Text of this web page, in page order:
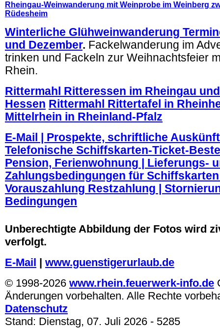
Rheingau-Weinwanderung mit Weinprobe im Weinberg
Rüdesheim
Winterliche Glühweinwanderung
und Dezember. Fackelwanderung im
trinken und Fackeln zur Weihnachtsfeier
Rhein.
Rittermahl Ritteressen im Rheingau
Hessen Rittermahl Rittertafel in
Mittelrhein in Rheinland-Pfalz
E-Mail | Prospekte, schriftliche
Telefonische Schiffskarten-Ticket-
Pension, Ferienwohnung | Lieferungs-
Zahlungsbedingungen für
Vorauszahlung Restzahlung |
Bedingungen
Unberechtigte Abbildung der Fotos wird
verfolgt.
E-Mail | www.guenstigerurlaub.de
© 1998-2026 www.rhein.feuerwerk-info.de
Änderungen vorbehalten. Alle Rechte
Datenschutz
Stand: Dienstag, 07. Juli 2026 - 5285